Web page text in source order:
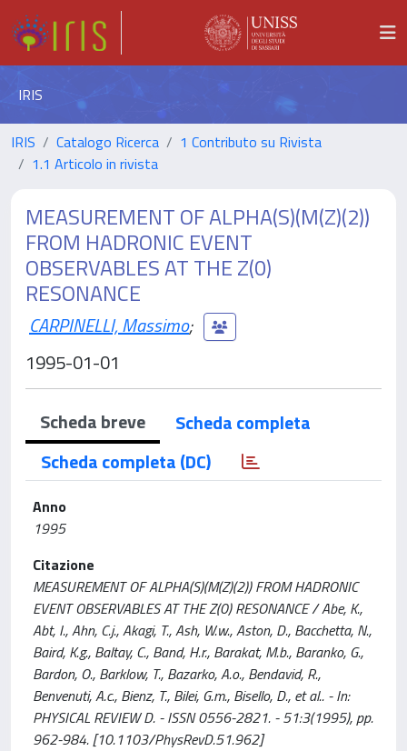
IRIS
IRIS Catalogo Ricerca
1 Contributo su Rivista
1.1 Articolo in rivista
MEASUREMENT OF ALPHA(S)(M(Z)(2))
FROM HADRONIC EVENT
OBSERVABLES AT THE Z(0)
RESONANCE
CARPINELLI, Massimo;
1995-01-01
Scheda breve
Scheda completa
Scheda completa (DC)
Anno
1995
Citazione
MEASUREMENT OF ALPHA(S)(M(Z)(2)) FROM HADRONIC
EVENT OBSERVABLES AT THE Z(0) RESONANCE / Abe, K.,
Abt, I., Ahn, C.j., Akagi, T., Ash, W.w., Aston, D., Bacchetta, N.,
Baird, K.g., Baltay, C., Band, H.r., Barakat, M.b., Baranko, G.,
Bardon, O., Barklow, T., Bazarko, A.o., Bendavid, R.,
Benvenuti, A.c., Bienz, T., Bilei, G.m., Bisello, D., et al.. - In:
PHYSICAL REVIEW D. - ISSN 0556-2821. - 51:3(1995), pp.
962-984. [10.1103/PhysRevD.51.962]